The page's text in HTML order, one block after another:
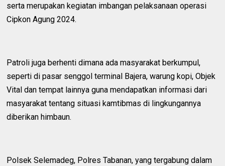
serta merupakan kegiatan imbangan pelaksanaan operasi
Cipkon Agung 2024.
Patroli juga berhenti dimana ada masyarakat berkumpul,
seperti di pasar senggol terminal Bajera, warung kopi, Objek
Vital dan tempat lainnya guna mendapatkan informasi dari
masyarakat tentang situasi kamtibmas di lingkungannya
diberikan himbaun.
Polsek Selemadeg, Polres Tabanan, yang tergabung dalam